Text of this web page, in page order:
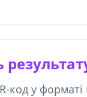
код у форматі